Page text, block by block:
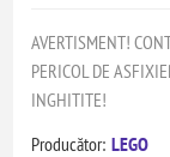
AVERTISMENT!
PERICOL DE
INGHITITE!
Producător: LEGO